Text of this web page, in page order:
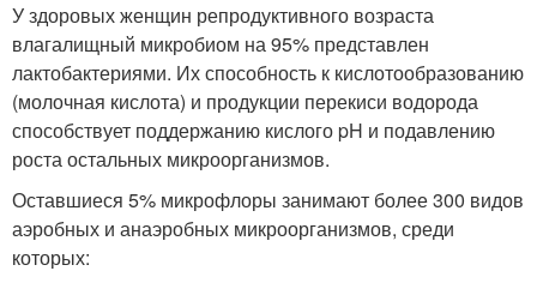
У здоровых женщин репродуктивного возраста
влагалищный микробиом на 95% представлен
лактобактериями. Их способность к кислотообразованию
(молочная кислота) и продукции перекиси водорода
способствует поддержанию кислого pH и подавлению
роста остальных микроорганизмов.
Оставшиеся 5% микрофлоры занимают более 300 видов
аэробных и анаэробных микроорганизмов, среди
которых: